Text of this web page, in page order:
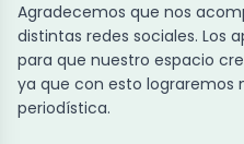
Agradecemos que nos
distintas redes sociales. Los
para que nuestro espacio
ya que con esto lograremos
periodística.